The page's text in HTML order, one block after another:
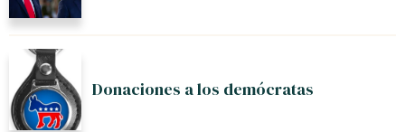
Donaciones a los demócratas